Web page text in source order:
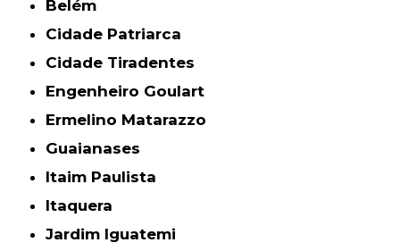
Belém
Cidade Patriarca
Cidade Tiradentes
Engenheiro Goulart
Ermelino Matarazzo
Guaianases
Itaim Paulista
Itaquera
Jardim Iguatemi